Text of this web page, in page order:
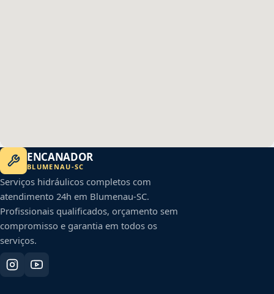
ENCANADOR
BLUMENAU-SC
Serviços hidráulicos completos com
atendimento 24h em Blumenau-SC.
Profissionais qualificados, orçamento sem
compromisso e garantia em todos os
serviços.